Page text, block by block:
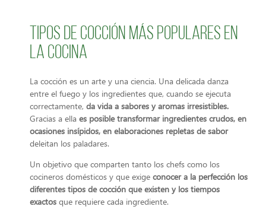
Tipos de cocción más populares en
la cocina
La cocción es un arte y una ciencia. Una delicada danza
entre el fuego y los ingredientes que, cuando se ejecuta
correctamente, da vida a sabores y aromas irresistibles.
Gracias a ella es posible transformar ingredientes crudos, en
ocasiones insípidos, en elaboraciones repletas de sabor
deleitan los paladares.
Un objetivo que comparten tanto los chefs como los
cocineros domésticos y que exige conocer a la perfección los
diferentes tipos de cocción que existen y los tiempos
exactos que requiere cada ingrediente.